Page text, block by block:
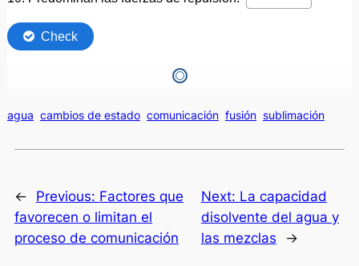
agua cambios de estado comunicación fusión sublimación
← Previous: Factores que
favorecen o limitan el
proceso de comunicación
Next: La capacidad
disolvente del agua y
las mezclas
→